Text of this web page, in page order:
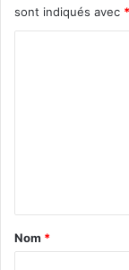
sont indiqués avec *
a
Nom *